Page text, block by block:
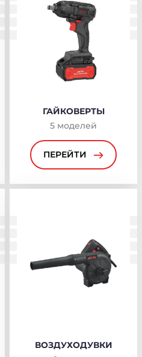
ГАЙКОВЕРТЫ
5 моделей
ПЕРЕЙТИ
ВОЗДУХОДУВКИ